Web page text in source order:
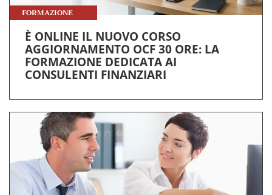
FORMAZIONE
È ONLINE IL NUOVO CORSO
AGGIORNAMENTO OCF 30 ORE: LA
FORMAZIONE DEDICATA AI
CONSULENTI FINANZIARI